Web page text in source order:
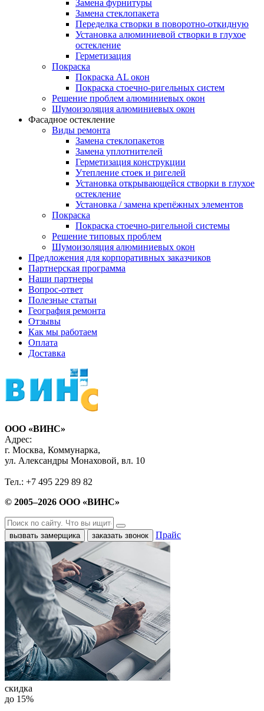
Замена фурнитуры
Замена стеклопакета
Переделка створки в поворотно-откидную
Установка алюминиевой створки в глухое
остекление
Герметизация
Покраска
Покраска AL окон
Покраска стоечно-ригельных систем
Решение проблем алюминиевых окон
Шумоизоляция алюминиевых окон
Фасадное остекление
Виды ремонта
Замена стеклопакетов
Замена уплотнителей
Герметизация конструкции
Утепление стоек и ригелей
Установка открывающейся створки в глухое
остекление
Установка / замена крепёжных элементов
Покраска
Покраска стоечно-ригельной системы
Решение типовых проблем
Шумоизоляция алюминиевых окон
Предложения для корпоративных заказчиков
Партнерская программа
Наши партнеры
Вопрос-ответ
Полезные статьи
География ремонта
Отзывы
Как мы работаем
Оплата
Доставка
ООО «ВИНС»
Адрес:
г. Москва, Коммунарка,
ул. Александры Монаховой, вл. 10
Тел.: +7 495 229 89 82
© 2005–2026 ООО «ВИНС»
вызвать замерщика заказать звонок Прайс
скидка
до 15%